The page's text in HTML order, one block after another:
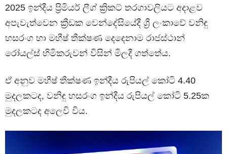
2025 ඉන්දීය ප්‍රිමියර් ලීග් ක්‍රිකට් තරගාවලියට අදාළව
අපැවැත්වෙන ක්‍රීඩක වෙන්දේසියේදී ශ්‍රී ලංකාවේ වනිඳු
හසරංග හා මහීෂ් තීක්ෂණ දෙදෙනාම රාජස්ථාන්
රෝයල්ස් හිමිකරුවන් විසින් මිලදී ගත්තේය.
ඒ අනුව මහීෂ් තීක්ෂණ ඉන්දීය රුපියල් කෝටි 4.40
මුදලකටද, වනිඳු හසරංග ඉන්දීය රුපියල් කෝටි 5.25ක
මුදලකටද අලෙවි විය.